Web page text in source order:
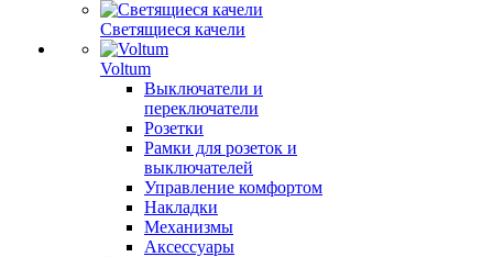
Светящиеся качели
Voltum
Выключатели и
переключатели
Розетки
Рамки для розеток и
выключателей
Управление комфортом
Накладки
Механизмы
Аксессуары